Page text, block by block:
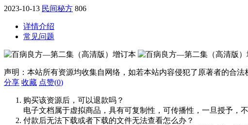
2023-10-13 民间秘方 806
详情介绍
常见问题
声明：本站所有资源均收集自网络，如若本站内容侵犯了原著者的合法
分享 收藏 点赞(0)
购买该资源后，可以退款吗？
电子文档属于虚拟商品，具有可复制性，可传播性，一旦授予，
付款后无法下载或者下载的文件无法查看怎么办？